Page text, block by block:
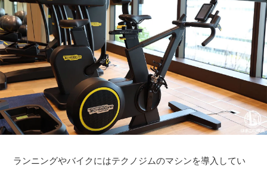
ランニングやバイクにはテクノジムのマシンを導入してい